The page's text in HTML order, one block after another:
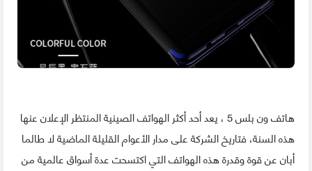
هاتف ون بلس 5 ، يعد أحد أكثر الهواتف الصينية المنتظر الإعلان عنها
هذه السنة، فتاريخ الشركة على مدار الأعوام القليلة الماضية لا طالما
أبان عن قوة وقدرة هذه الهواتف التي اكتسحت عدة أسواق عالمية من